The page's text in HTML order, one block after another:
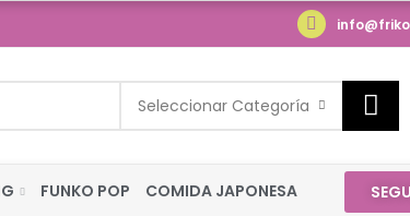
Seleccionar Categoría
FUNKO POP COMIDA JAPONESA